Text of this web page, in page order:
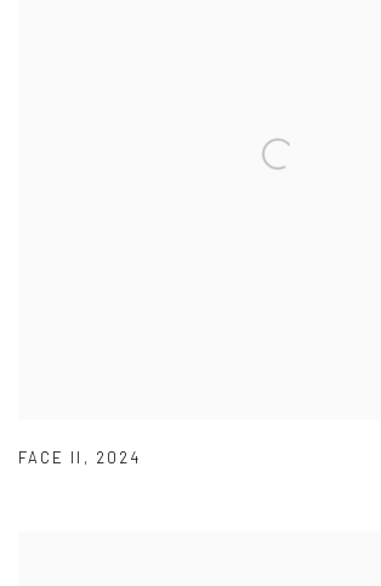
FACE II , 2024